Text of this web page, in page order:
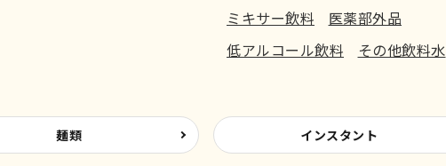
ミキサー飲料
医薬部外品
低アルコール飲料
その他飲料水
麺類 インスタント